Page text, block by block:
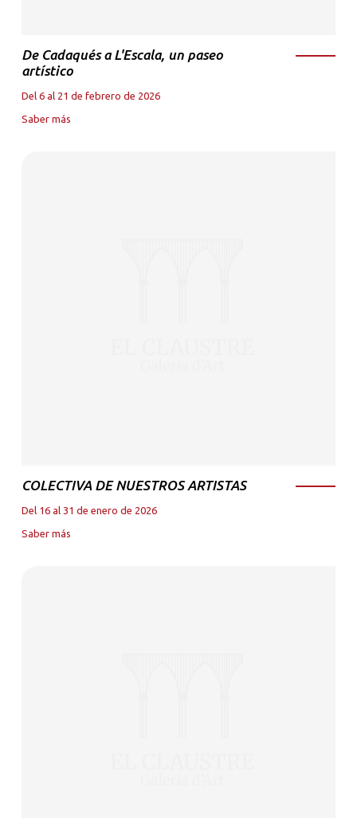
De Cadaqués a L'Escala, un paseo
artístico
Del 6 al 21 de febrero de 2026
Saber más
COLECTIVA DE NUESTROS ARTISTAS
Del 16 al 31 de enero de 2026
Saber más